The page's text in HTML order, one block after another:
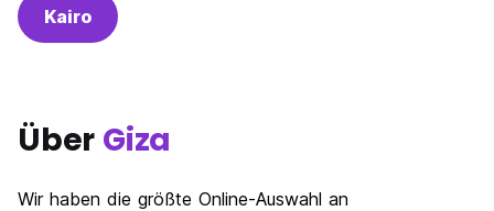
Kairo
Über Giza
Wir haben die größte Online-Auswahl an